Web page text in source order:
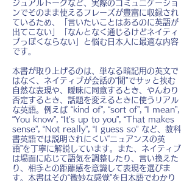
ジュアルトークなど、実際のコミュニケーショ
ンでそのまま使えるフレーズが豊富に収録され
ているため、「言いたいことはあるのに英語が
出てこない」「なんとなく通じるけどネイティ
ブっぽくならない」と悩む日本人に最適な内容
です。
本書が取り上げるのは、単なる暗記用の英文で
はなく、ネイティブが会話の“間”でサッと挟む
自然な表現や、曖昧に同意するとき、やんわり
否定するとき、話題を変えるときに使うリアル
な英語。例えば “kind of”, “sort of”, “I mean”,
“You know”, “It’s up to you”, “That makes
sense”, “Not really”, “I guess so” など、教科
書英語では説明されにくい“ニュアンスの英
語”を丁寧に解説しています。また、ネイティブ
は場面に応じて語気を調整したり、言い換えた
り、相手との距離感を意識して表現を選びま
す。本書はその“微妙な感覚”を日本語でわかり